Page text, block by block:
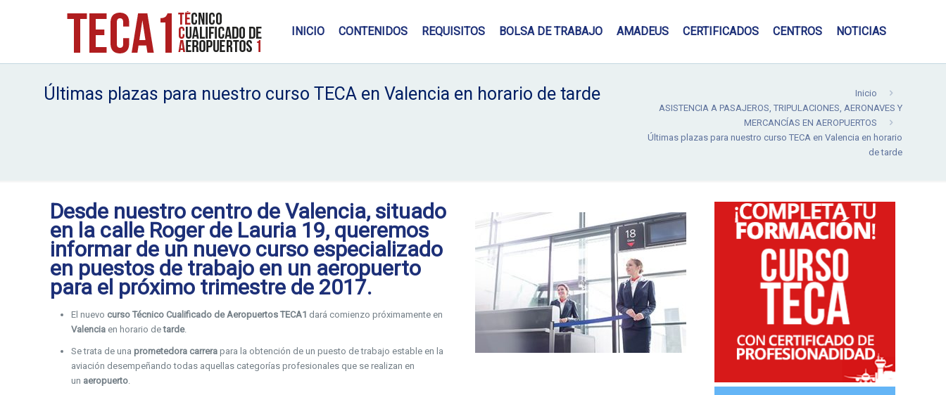
INICIO CONTENIDOS REQUISITOS BOLSA DE TRABAJO AMADEUS CERTIFICADOS CENTROS NOTICIAS
Últimas plazas para nuestro curso TECA en Valencia en horario de tarde
Inicio
ASISTENCIA A PASAJEROS, TRIPULACIONES, AERONAVES Y
MERCANCÍAS EN AEROPUERTOS
Últimas plazas para nuestro curso TECA en Valencia en horario
de tarde
Desde nuestro centro deValencia, situado
en la calle Roger de Lauria 19, queremos
informar de un nuevo curso especializado
en puestos de trabajo en un aeropuerto
para el próximo trimestre de 2017.
El nuevo curso Técnico Cualificado de Aeropuertos TECA1 dará comienzo próximamente en
Valencia en horario detarde.
Se trata de unaprometedora carrera para la obtención de un puesto de trabajo estable en la
aviación desempeñando todas aquellas categorías profesionales que se realizan en
un aeropuerto.